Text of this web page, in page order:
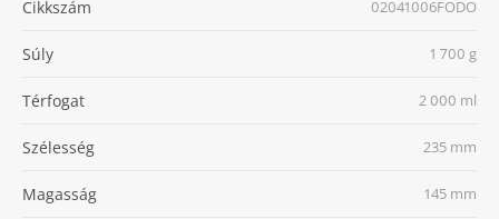
Cikkszám 02041006FODO
Súly 1 700 g
Térfogat 2 000 ml
Szélesség 235 mm
Magasság 145 mm